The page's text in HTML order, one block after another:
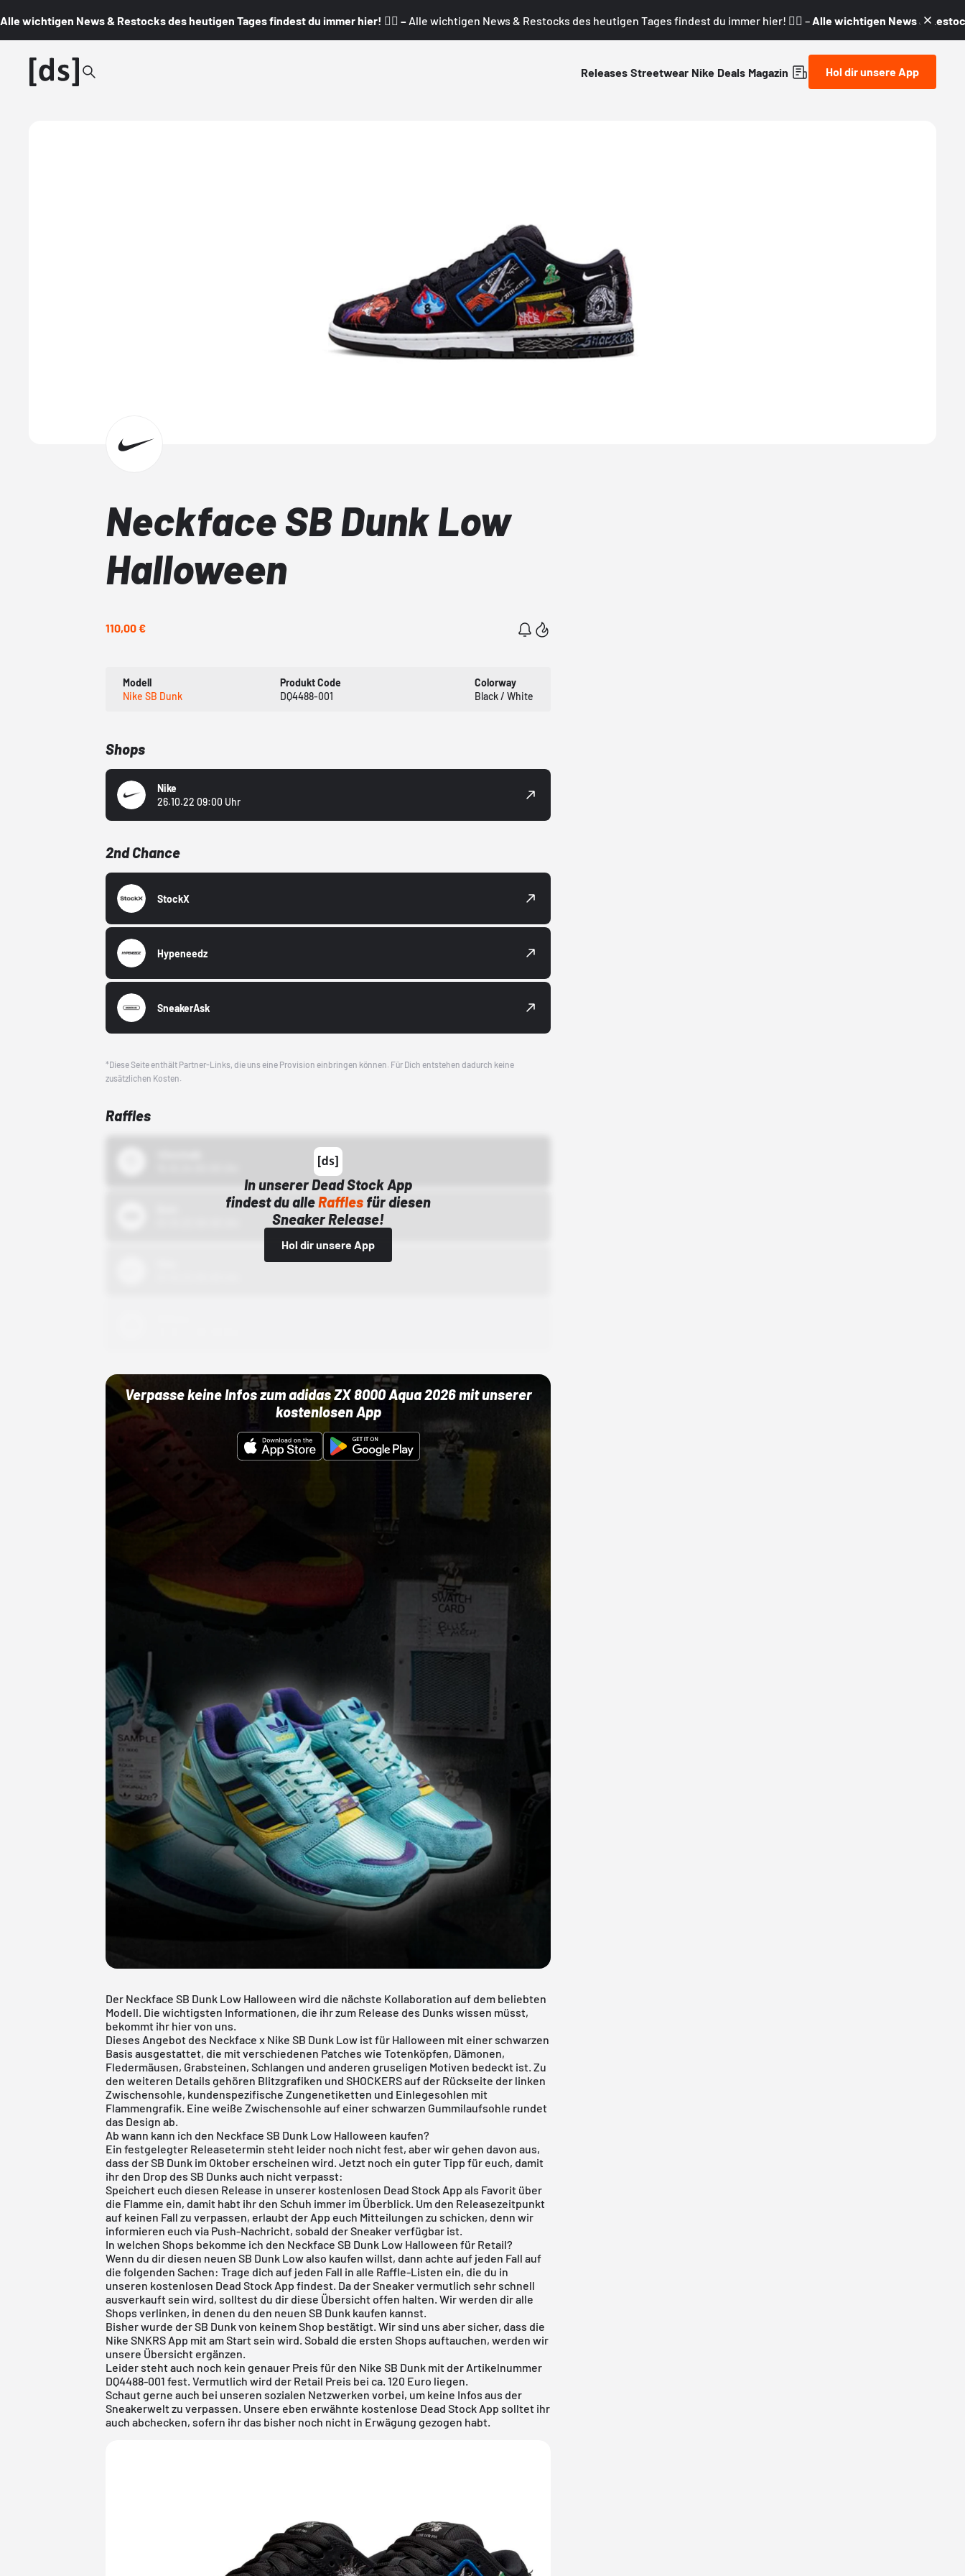
Alle wichtigen News & Restocks des heutigen Tages findest du immer hier! 👇🏼 – Alle wichtigen News & Restocks des heutigen Tages findest du immer hier! 👇🏼 – Alle wichtigen News &
Releases Streetwear Nike Deals Magazin Hol dir unsere App
Neckface SB Dunk Low
Halloween
110,00 €
Modell
Nike SB Dunk
Produkt Code
DQ4488-001
Colorway
Black / White
Shops
Nike
26.10.22 09:00 Uhr
2nd Chance
StockX
Hypeneedz
SneakerAsk
*Diese Seite enthält Partner-Links, die uns eine Provision einbringen können. Für Dich entstehen dadurch keine
zusätzlichen Kosten.
Raffles
In unserer Dead Stock App
findest du alleRaffles für diesen
Sneaker Release!
Hol dir unsere App
Verpasse keine Infos zum adidas ZX 8000 Aqua 2026 mit unserer
kostenlosen App
Der Neckface SB Dunk Low Halloween wird die nächste Kollaboration auf dem beliebten
Modell. Die wichtigsten Informationen, die ihr zum Release des Dunks wissen müsst,
bekommt ihr hier von uns.
Dieses Angebot des Neckface x Nike SB Dunk Low ist für Halloween mit einer schwarzen
Basis ausgestattet, die mit verschiedenen Patches wie Totenköpfen, Dämonen,
Fledermäusen, Grabsteinen, Schlangen und anderen gruseligen Motiven bedeckt ist. Zu
den weiteren Details gehören Blitzgrafiken und SHOCKERS auf der Rückseite der linken
Zwischensohle, kundenspezifische Zungenetiketten und Einlegesohlen mit
Flammengrafik. Eine weiße Zwischensohle auf einer schwarzen Gummilaufsohle rundet
das Design ab.
Ab wann kann ich den Neckface SB Dunk Low Halloween kaufen?
Ein festgelegter Releasetermin steht leider noch nicht fest, aber wir gehen davon aus,
dass der SB Dunk im Oktober erscheinen wird. Jetzt noch ein guter Tipp für euch, damit
ihr den Drop des SB Dunks auch nicht verpasst:
Speichert euch diesen Release in unserer kostenlosen Dead Stock App als Favorit über
die Flamme ein, damit habt ihr den Schuh immer im Überblick. Um den Releasezeitpunkt
auf keinen Fall zu verpassen, erlaubt der App euch Mitteilungen zu schicken, denn wir
informieren euch via Push-Nachricht, sobald der Sneaker verfügbar ist.
In welchen Shops bekomme ich den Neckface SB Dunk Low Halloween für Retail?
Wenn du dir diesen neuen SB Dunk Low also kaufen willst, dann achte auf jeden Fall auf
die folgenden Sachen: Trage dich auf jeden Fall in alle Raffle-Listen ein, die du in
unseren kostenlosen Dead Stock App findest. Da der Sneaker vermutlich sehr schnell
ausverkauft sein wird, solltest du dir diese Übersicht offen halten. Wir werden dir alle
Shops verlinken, in denen du den neuen SB Dunk kaufen kannst.
Bisher wurde der SB Dunk von keinem Shop bestätigt. Wir sind uns aber sicher, dass die
Nike SNKRS App mit am Start sein wird. Sobald die ersten Shops auftauchen, werden wir
unsere Übersicht ergänzen.
Leider steht auch noch kein genauer Preis für den Nike SB Dunk mit der Artikelnummer
DQ4488-001 fest. Vermutlich wird der Retail Preis bei ca. 120 Euro liegen.
Schaut gerne auch bei unseren sozialen Netzwerken vorbei, um keine Infos aus der
Sneakerwelt zu verpassen. Unsere eben erwähnte kostenlose Dead Stock App solltet ihr
auch abchecken, sofern ihr das bisher noch nicht in Erwägung gezogen habt.